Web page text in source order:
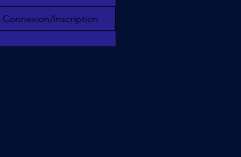
Connexion/Inscription